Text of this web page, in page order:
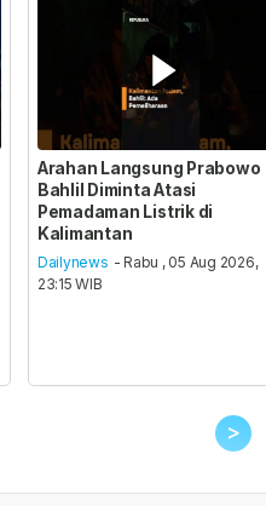
Arahan Langsung Prabowo
Bahlil Diminta Atasi
Pemadaman Listrik di
Kalimantan
Dailynews - Rabu , 05 Aug 2026,
23:15 WIB
>